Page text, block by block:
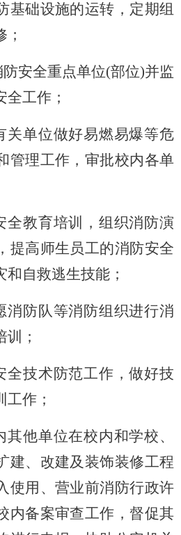
基础设施的运转，定期组
安全重点单位(部位)并监
工作；
关单位做好易燃易爆等危
管理工作，审批校内各单
全教育培训，组织消防演
提高师生员工的消防安全
自救逃生技能；
消防队等消防组织进行消
；
全技术防范工作，做好技
作；
其他单位在校内和学校、
建、改建及装饰装修工程
使用、营业前消防行政许
内备案审查工作，督促其